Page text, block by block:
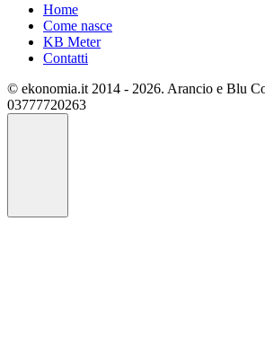
Home
Come nasce
KB Meter
Contatti
© ekonomia.it 2014 - 2026. Arancio e Blu
03777720263